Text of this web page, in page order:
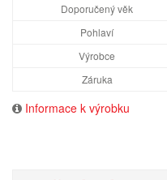
Doporučený věk
Pohlaví
Výrobce
Záruka
Informace k výrobku